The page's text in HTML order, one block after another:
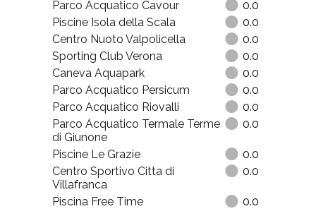
Parco Acquatico Cavour
0.0
Piscine Isola della Scala
0.0
Centro Nuoto Valpolicella
0.0
Sporting Club Verona
0.0
Caneva Aquapark
0.0
Parco Acquatico Persicum
0.0
Parco Acquatico Riovalli
0.0
Parco Acquatico Termale Terme
di Giunone
0.0
Piscine Le Grazie
0.0
Centro Sportivo Citta di
Villafranca
0.0
Piscina Free Time 0.0